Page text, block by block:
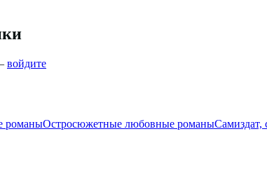
войдите
романыОстросюжетные любовные романыСамиздат,